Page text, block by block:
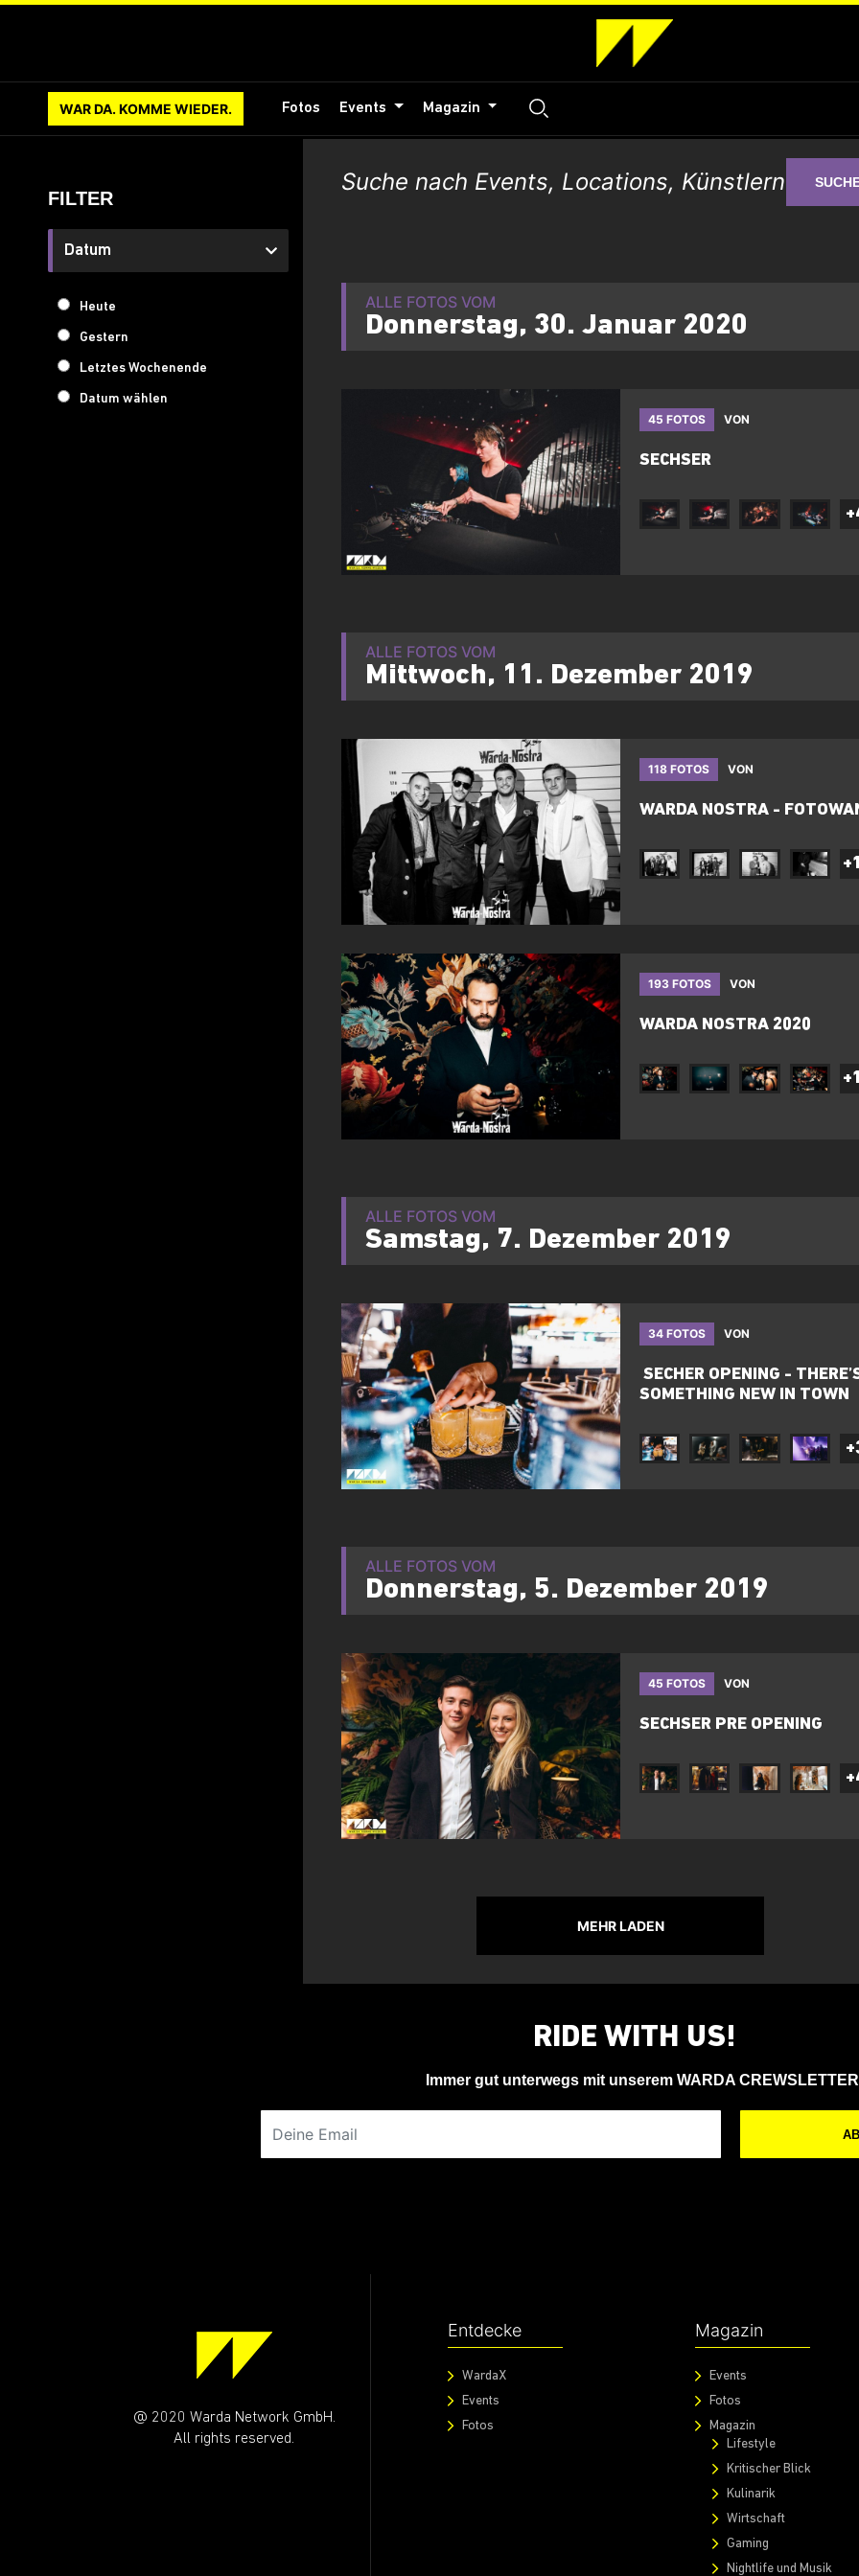
WAR DA. KOMME WIEDER. Fotos Events Magazin
FILTER
Datum
Heute
Gestern
Letztes Wochenende
Datum wählen
ALLE FOTOS VOM
Donnerstag, 30. Januar 2020
45 FOTOS VON
SECHSER
ALLE FOTOS VOM
Mittwoch, 11. Dezember 2019
118 FOTOS VON
WARDA NOSTRA -
193 FOTOS VON
WARDA NOSTRA 2020
ALLE FOTOS VOM
Samstag, 7. Dezember 2019
34 FOTOS VON
SECHER OPENING -
SOMETHING NEW IN TOWN
ALLE FOTOS VOM
Donnerstag, 5. Dezember 2019
45 FOTOS VON
SECHSER PRE OPENING
MEHR LADEN
RIDE WITH US!
Immer gut unterwegs mit unserem WARDA
@ 2020 Warda Network GmbH.
All rights reserved.
Entdecke
WardaX
Events
Fotos
Magazin
Events
Fotos
Magazin
Lifestyle
Kritischer Blick
Kulinarik
Wirtschaft
Gaming
Nightlife und Musik